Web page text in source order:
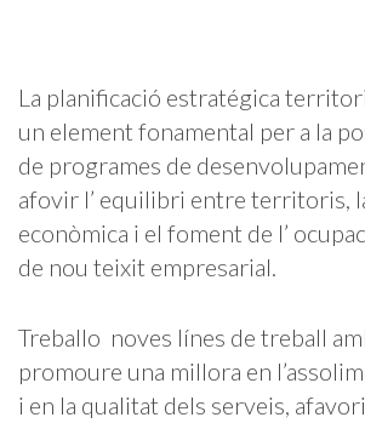
La planificació estratégica
un element fonamental per a la
de programes de
afovir l’ equilibri entre territoris,
econòmica i el foment de l’
de nou teixit empresarial.
Treballo noves línes de treball
promoure una millora en
i en la qualitat dels serveis,